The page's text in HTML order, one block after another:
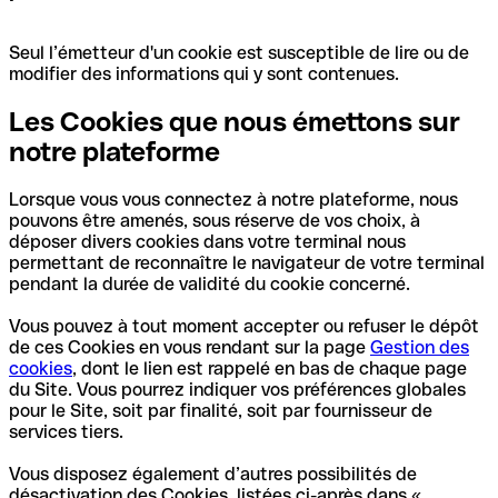
Seul l’émetteur d'un cookie est susceptible de lire ou de
modifier des informations qui y sont contenues.
Les Cookies que nous émettons sur
notre plateforme
Lorsque vous vous connectez à notre plateforme, nous
pouvons être amenés, sous réserve de vos choix, à
déposer divers cookies dans votre terminal nous
permettant de reconnaître le navigateur de votre terminal
pendant la durée de validité du cookie concerné.
Vous pouvez à tout moment accepter ou refuser le dépôt
de ces Cookies en vous rendant sur la page Gestion des
cookies, dont le lien est rappelé en bas de chaque page
du Site. Vous pourrez indiquer vos préférences globales
pour le Site, soit par finalité, soit par fournisseur de
services tiers.
Vous disposez également d’autres possibilités de